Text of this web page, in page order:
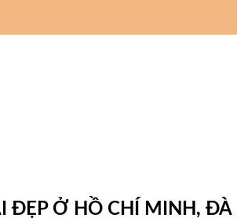
ĐẸP Ở HỒ CHÍ MINH,